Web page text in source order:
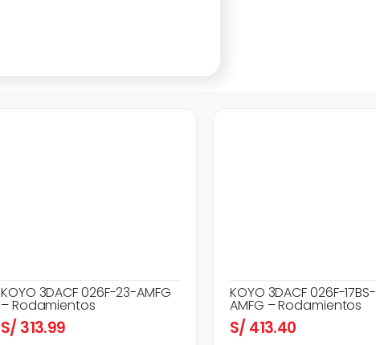
KOYO 3DACF 026F-23-AMFG
– Rodamientos
S/ 313.99
KOYO 3DACF 026F-17BS-
AMFG – Rodamientos
S/ 413.40